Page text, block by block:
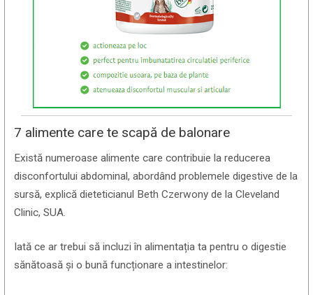
7 alimente care te scapă de balonare
Există numeroase alimente care contribuie la reducerea
disconfortului abdominal, abordând problemele digestive de la
sursă, explică dieteticianul Beth Czerwony de la Cleveland
Clinic, SUA.
Iată ce ar trebui să incluzi în alimentația ta pentru o digestie
sănătoasă și o bună funcționare a intestinelor: